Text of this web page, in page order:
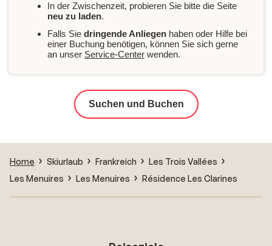
In der Zwischenzeit, probieren Sie bitte die Seite
neu zu laden.
Falls Sie dringende Anliegen haben oder Hilfe bei
einer Buchung benötigen, können Sie sich gerne
an unser Service-Center wenden.
Suchen und Buchen
Home Skiurlaub Frankreich
Les Trois Vallées
Les Menuires
Les Menuires Résidence Les Clarines